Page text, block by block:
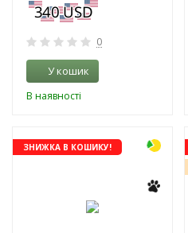
0
У кошик
В наявності
ЗНИЖКА В КОШИКУ!